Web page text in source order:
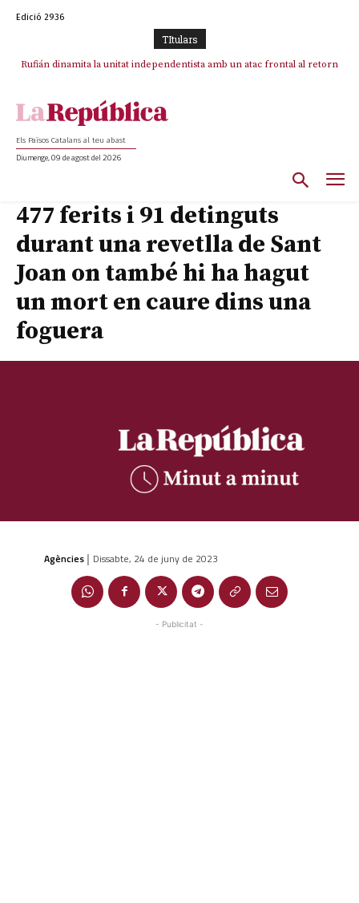
Edició 2936
TItulars
Rufián dinamita la unitat independentista amb un atac frontal al retorn
Els Països Catalans al teu abast
Diumenge, 09 de agost del 2026
477 ferits i 91 detinguts
durant una revetlla de Sant
Joan on també hi ha hagut
un mort en caure dins una
foguera
Agències | Dissabte, 24 de juny de 2023
- Publicitat -